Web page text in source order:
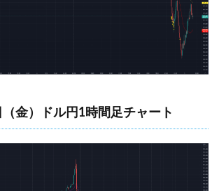
金）ドル円1時間足チャート